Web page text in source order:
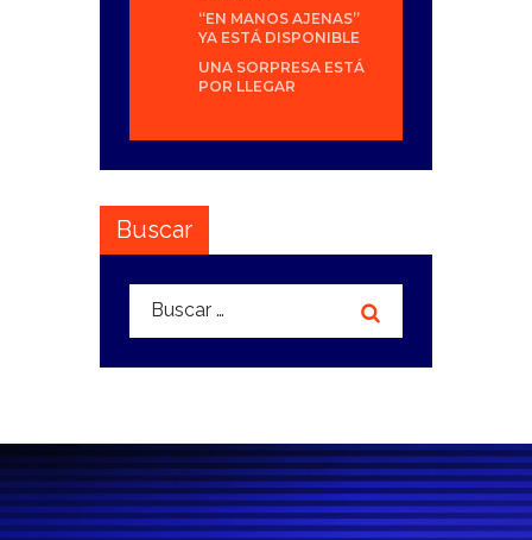
“EN MANOS AJENAS”
YA ESTÁ DISPONIBLE
UNA SORPRESA ESTÁ
POR LLEGAR
Buscar
Buscar: